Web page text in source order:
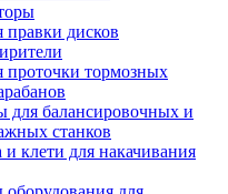
правки дисков
проточки тормозных
для балансировочных и
станков
и клети для накачивания